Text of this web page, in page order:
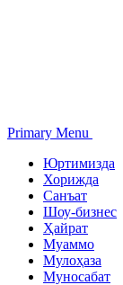
Primary Menu
Юртимизда
Хорижда
Санъат
Шоу-бизнес
Ҳайрат
Муаммо
Мулоҳаза
Муносабат